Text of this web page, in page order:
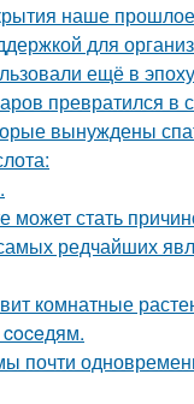
наше
для
ещё в
превратился в
вынуждены
может стать
редчайших
комнатные
coceдям.
почти